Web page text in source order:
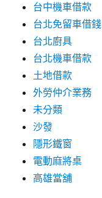
台中機車借款
台北免留車借錢
台北廚具
台北機車借款
土地借款
外勞仲介業務
未分類
沙發
隱形鐵窗
電動麻將桌
高雄當舖